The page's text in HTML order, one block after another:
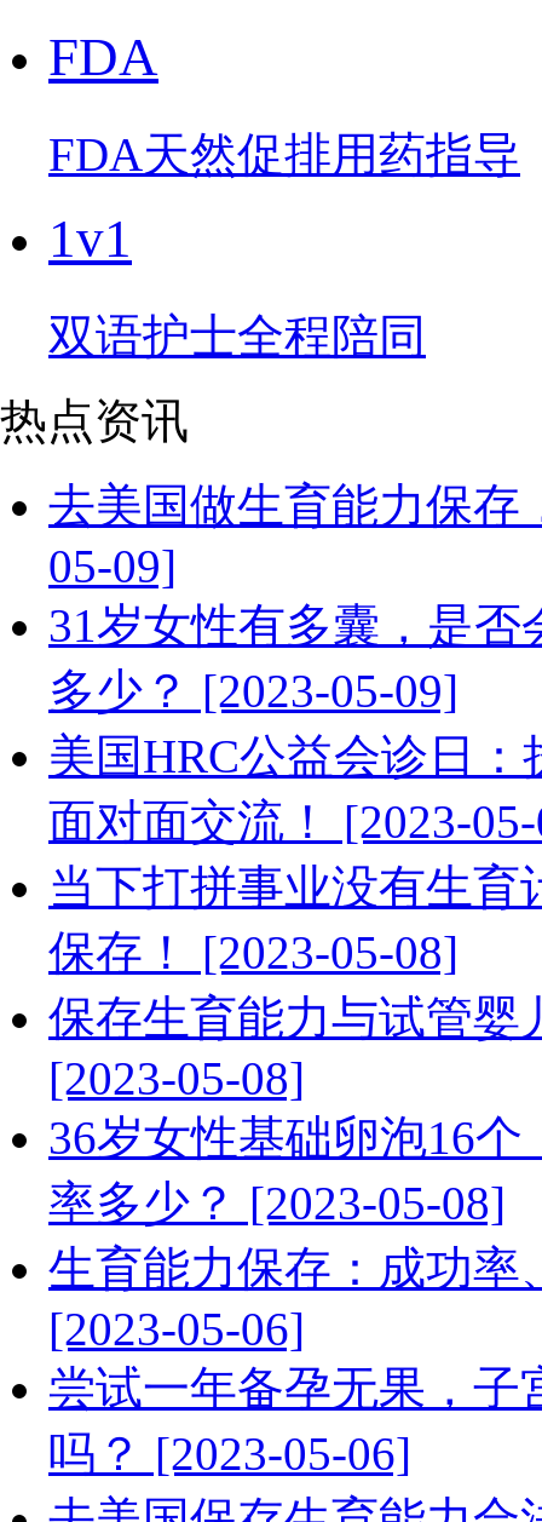
FDA
FDA天然促排用药指导
1v1
双语护士全程陪同
热点资讯
去美国做生育能力保存
05-09]
31岁女性有多囊，是
多少？ [2023-05-09]
美国HRC公益会诊日
面对面交流！ [2023-
当下打拼事业没有生
保存！ [2023-05-08]
保存生育能力与试管婴
[2023-05-08]
36岁女性基础卵泡16
率多少？ [2023-05-08]
生育能力保存：成功率
[2023-05-06]
尝试一年备孕无果，子
吗？ [2023-05-06]